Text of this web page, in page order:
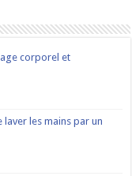
corporel et
laver les mains par un